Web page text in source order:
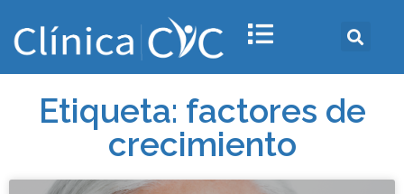
Etiqueta: factores de
crecimiento